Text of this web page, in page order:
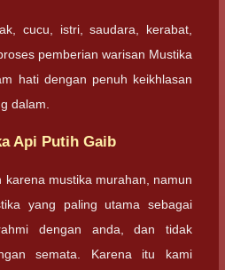
cucu, istri, saudara, kerabat,
pemberian warisan Mustika
hati dengan penuh keikhlasan
dalam.
Api Putih Gaib
karena mustika murahan, namun
yang paling utama sebagai
dengan anda, dan tidak
semata. Karena itu kami